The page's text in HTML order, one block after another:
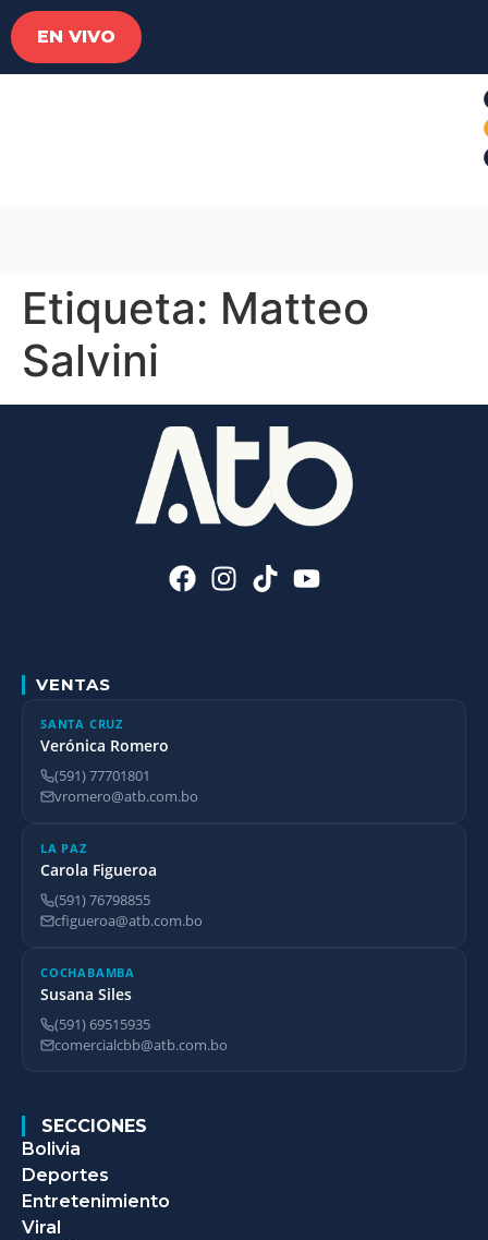
EN VIVO
Etiqueta: Matteo
Salvini
VENTAS
SANTA CRUZ
Verónica Romero
(591) 77701801
vromero@atb.com.bo
LA PAZ
Carola Figueroa
(591) 76798855
cfigueroa@atb.com.bo
COCHABAMBA
Susana Siles
(591) 69515935
comercialcbb@atb.com.bo
SECCIONES
Bolivia
Deportes
Entretenimiento
Viral